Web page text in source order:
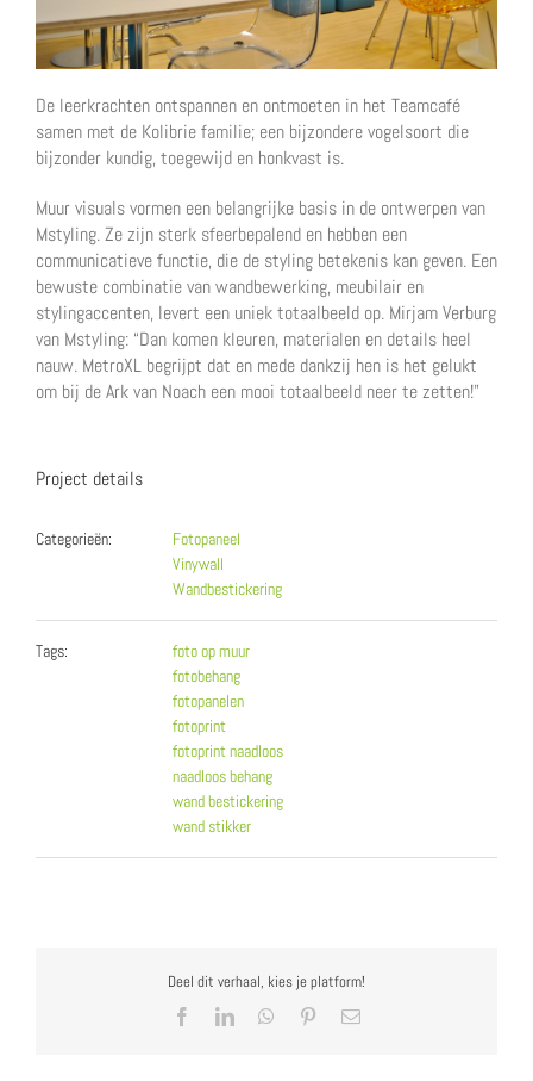
De leerkrachten ontspannen en ontmoeten in het Teamcafé
samen met de Kolibrie familie; een bijzondere vogelsoort die
bijzonder kundig, toegewijd en honkvast is.
Muur visuals vormen een belangrijke basis in de ontwerpen van
Mstyling. Ze zijn sterk sfeerbepalend en hebben een
communicatieve functie, die de styling betekenis kan geven. Een
bewuste combinatie van wandbewerking, meubilair en
stylingaccenten, levert een uniek totaalbeeld op. Mirjam Verburg
van Mstyling: “Dan komen kleuren, materialen en details heel
nauw. MetroXL begrijpt dat en mede dankzij hen is het gelukt
om bij de Ark van Noach een mooi totaalbeeld neer te zetten!”
Project details
Categorieën:
Fotopaneel
Vinywall
Wandbestickering
Tags:
foto op muur
fotobehang
fotopanelen
fotoprint
fotoprint naadloos
naadloos behang
wand bestickering
wand stikker
Deel dit verhaal, kies je platform!
FacebookLinkedInWhatsApp
Pinterest
E-